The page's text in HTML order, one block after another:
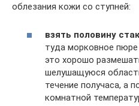
облезания кожи со ступней:
взять половину
туда морковное
это хорошо
шелушащуюся
течение получаса, а
комнатной